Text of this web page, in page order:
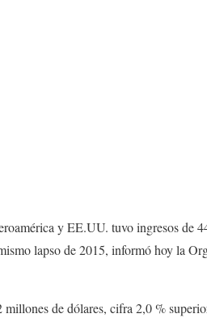
y EE.UU. tuvo ingresos de
lapso de 2015, informó hoy la
de dólares, cifra 2,0 %